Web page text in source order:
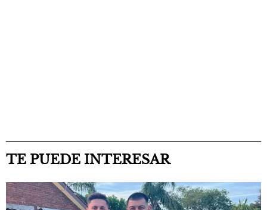
TE PUEDE INTERESAR